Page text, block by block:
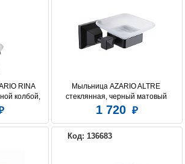
RINA
колбой,
Мыльница AZARIO ALTRE
стеклянная, черный матовый
(AZ96008B)
1 720
Код: 136683